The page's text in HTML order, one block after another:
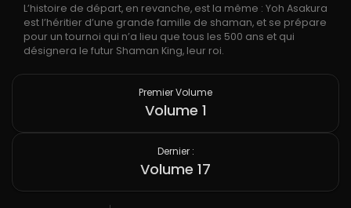
L’histoire de départ, en revanche, est la même : Yoh Asakura
est l’héritier d’une grande famille de shaman, et se prépare
pour un tournoi qui n’a lieu que tous les 500 ans et qui
désignera le futur Shaman King, leur roi.
Premier Volume
Volume 1
Dernier :
Volume 17